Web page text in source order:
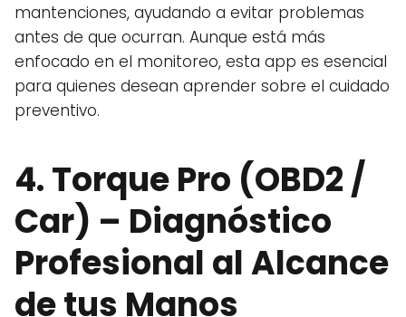
mantenciones, ayudando a evitar problemas
antes de que ocurran. Aunque está más
enfocado en el monitoreo, esta app es esencial
para quienes desean aprender sobre el cuidado
preventivo.
4.Torque Pro (OBD2 /
Car) – Diagnóstico
Profesional al Alcance
de tus Manos